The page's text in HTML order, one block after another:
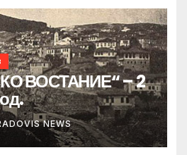
ВОСТАНИЕ“ – 2
NEWS